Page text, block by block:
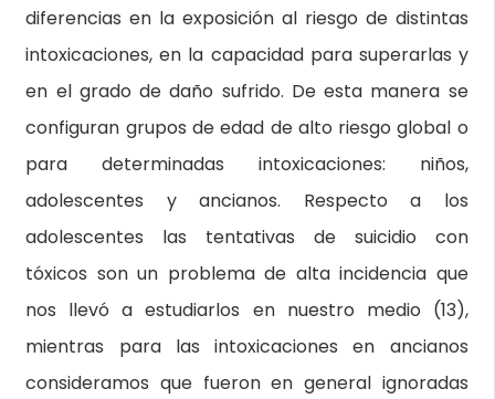
diferencias en la exposición al riesgo de distintas
intoxicaciones, en la capacidad para superarlas y
en el grado de daño sufrido. De esta manera se
configuran grupos de edad de alto riesgo global o
para determinadas intoxicaciones: niños,
adolescentes y ancianos. Respecto a los
adolescentes las tentativas de suicidio con
tóxicos son un problema de alta incidencia que
nos llevó a estudiarlos en nuestro medio (13),
mientras para las intoxicaciones en ancianos
consideramos que fueron en general ignoradas